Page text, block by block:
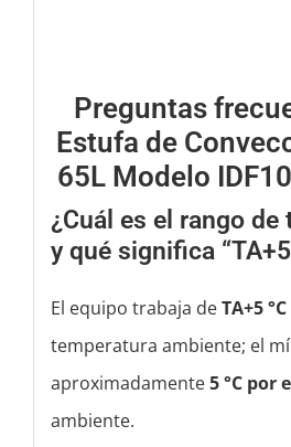
Preguntas
Estufa de
65L Modelo
¿Cuál es el rango de
y qué significa
El equipo trabaja deTA+5
temperatura ambiente; el
aproximadamente5 °C por
ambiente.